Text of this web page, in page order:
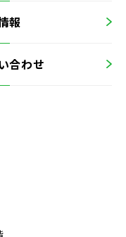
報
合わせ